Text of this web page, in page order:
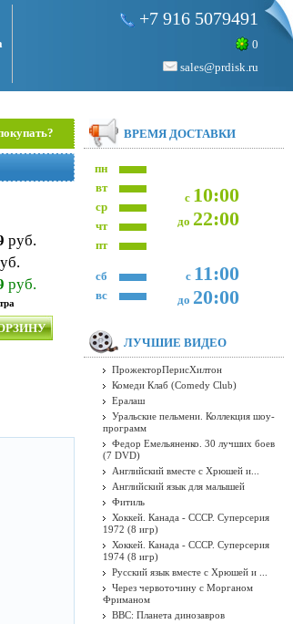
+7 916 5079491
0
sales@prdisk.ru
руб.
руб.
ВРЕМЯ ДОСТАВКИ
пн
с 10:00
до 22:00
вт
ср
чт
пт
с 11:00
до 20:00
сб
вс
ЛУЧШИЕ ВИДЕО
ПрожекторПерисХилтон
Комеди Клаб (Comedy Club)
Ералаш
Уральские пельмени. Коллекция шоу-
программ
Федор Емельяненко. 30 лучших боев
(7 DVD)
Английский вместе с Хрюшей и...
Английский язык для малышей
Фитиль
Хоккей. Канада - СССР. Суперсерия
1972 (8 игр)
Хоккей. Канада - СССР. Суперсерия
1974 (8 игр)
Русский язык вместе с Хрюшей и ...
Через червоточину с Морганом
Фриманом
BBC: Планета динозавров